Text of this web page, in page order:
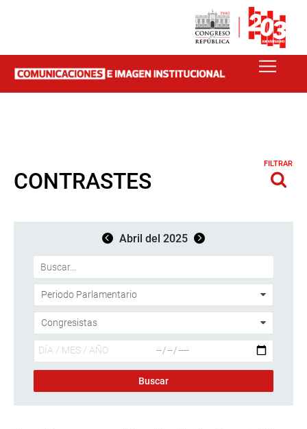
CONTRASTES
FILTRAR
Abril del 2025